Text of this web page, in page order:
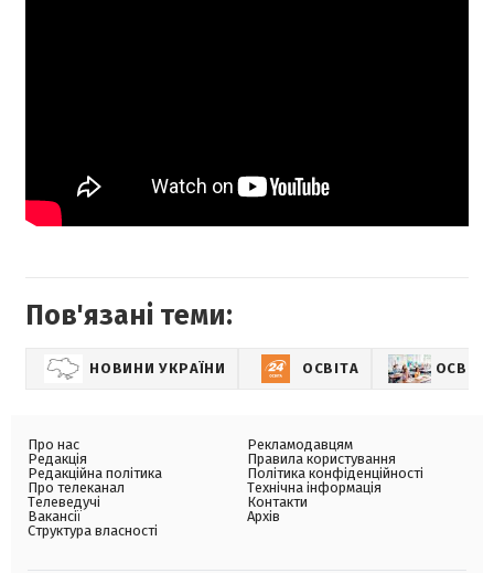
Пов'язані теми:
НОВИНИ УКРАЇНИ ОСВІТА
Про нас
Редакція
Редакційна політика
Про телеканал
Телеведучі
Вакансії
Структура власності
Рекламодавцям
Правила користування
Політика конфіденційності
Технічна інформація
Контакти
Архів